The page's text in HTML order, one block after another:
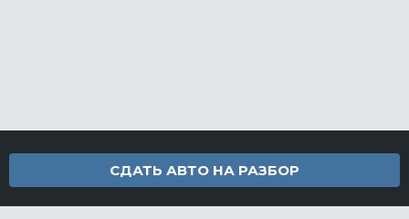
СДАТЬ АВТО НА РАЗБОР